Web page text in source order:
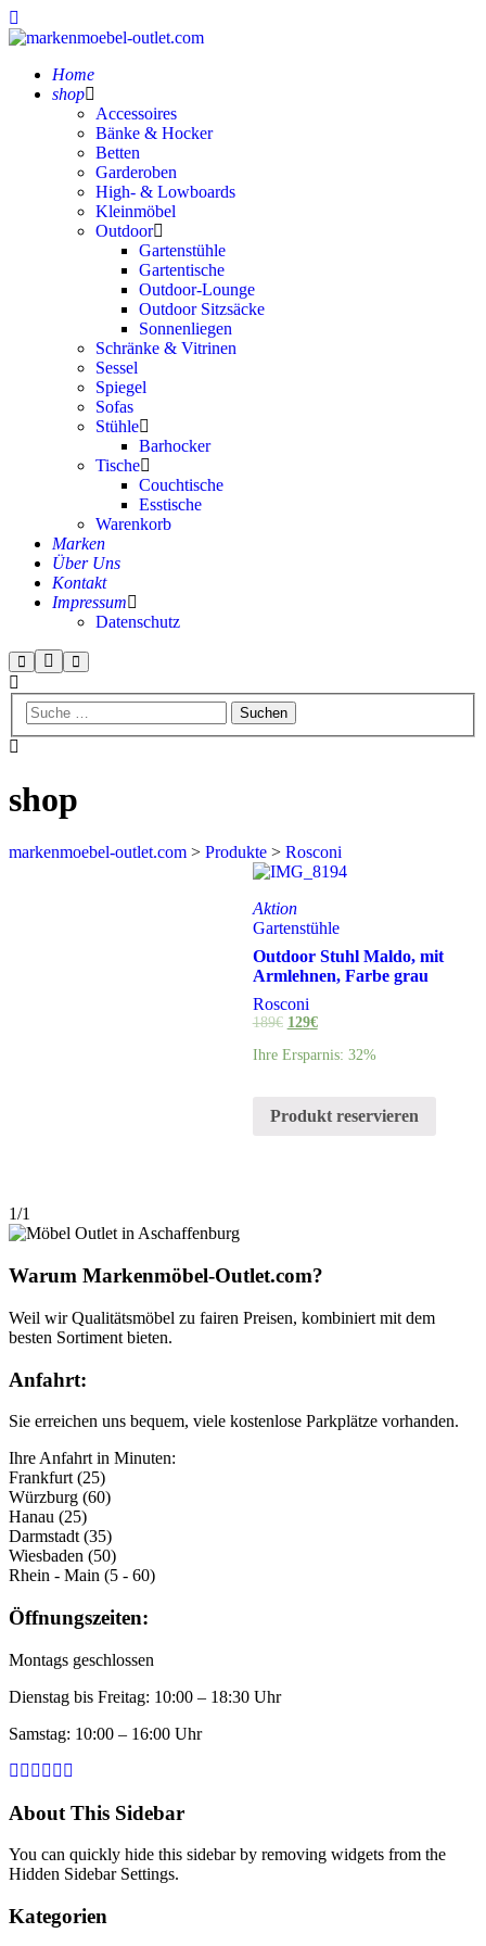
Home
shop
Accessoires
Bänke & Hocker
Betten
Garderoben
High- & Lowboards
Kleinmöbel
Outdoor
Gartenstühle
Gartentische
Outdoor-Lounge
Outdoor Sitzsäcke
Sonnenliegen
Schränke & Vitrinen
Sessel
Spiegel
Sofas
Stühle
Barhocker
Tische
Couchtische
Esstische
Warenkorb
Marken
Über Uns
Kontakt
Impressum
Datenschutz
shop
markenmoebel-outlet.com > Produkte > Rosconi
Aktion
Gartenstühle
Outdoor Stuhl Maldo, mit
Armlehnen, Farbe grau
Rosconi
189€ 129€
Ihre Ersparnis: 32%
Produkt reservieren
1/1
Warum Markenmöbel-Outlet.com?
Weil wir Qualitätsmöbel zu fairen Preisen, kombiniert mit dem
besten Sortiment bieten.
Anfahrt:
Sie erreichen uns bequem, viele kostenlose Parkplätze vorhanden.
Ihre Anfahrt in Minuten:
Frankfurt (25)
Würzburg (60)
Hanau (25)
Darmstadt (35)
Wiesbaden (50)
Rhein - Main (5 - 60)
Öffnungszeiten:
Montags geschlossen
Dienstag bis Freitag: 10:00 – 18:30 Uhr
Samstag: 10:00 – 16:00 Uhr
About This Sidebar
You can quickly hide this sidebar by removing widgets from the
Hidden Sidebar Settings.
Kategorien